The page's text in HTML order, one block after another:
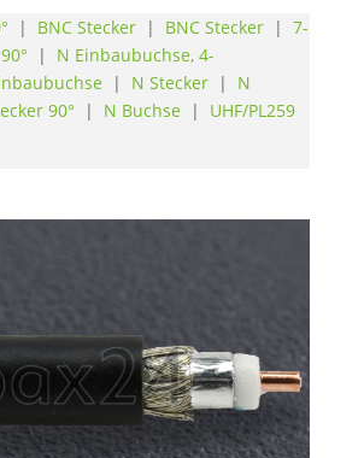
| BNC Stecker| BNC Stecker| 7-
| N Einbaubuchse, 4-
| N Stecker| N
90° | N Buchse | UHF/PL259